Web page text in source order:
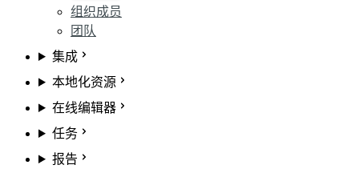
组织成员
团队
集成
本地化资源
在线编辑器
任务
报告